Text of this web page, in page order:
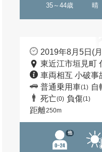
35～44歳 晴
2019年8月5日(
東近江市垣見町
車両相互 小破事
普通乗用車(1) 自
死亡(0) 負傷(1)
距離250m
他